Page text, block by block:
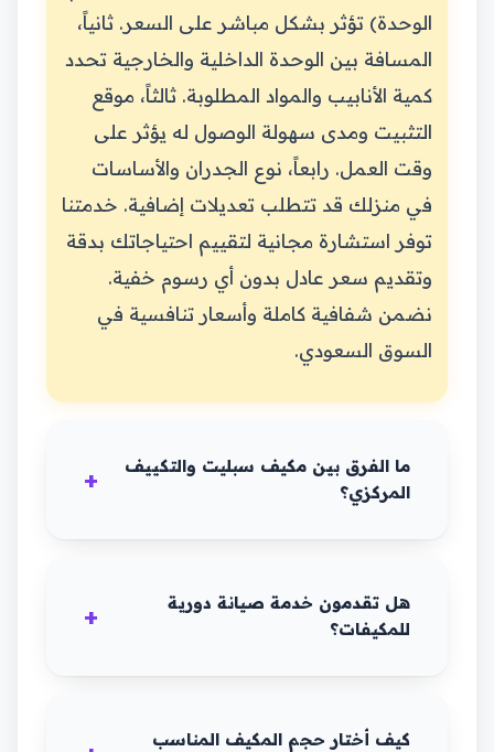
الوحدة) تؤثر بشكل مباشر على السعر. ثانياً،
المسافة بين الوحدة الداخلية والخارجية تحدد
كمية الأنابيب والمواد المطلوبة. ثالثاً، موقع
التثبيت ومدى سهولة الوصول له يؤثر على
وقت العمل. رابعاً، نوع الجدران والأساسات
في منزلك قد تتطلب تعديلات إضافية. خدمتنا
توفر استشارة مجانية لتقييم احتياجاتك بدقة
وتقديم سعر عادل بدون أي رسوم خفية.
نضمن شفافية كاملة وأسعار تنافسية في
السوق السعودي.
ما الفرق بين مكيف سبليت والتكييف
المركزي؟
هل تقدمون خدمة صيانة دورية
للمكيفات؟
كيف أختار حجم المكيف المناسب